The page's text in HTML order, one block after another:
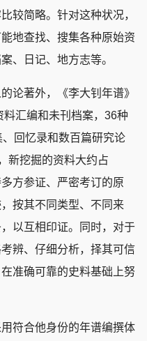
较简略。针对这种状况，
地查找、搜集各种原始资
、日记、地方志等。
著外，《李大钊年谱》
汇编和未刊档案，36种
回忆录和数百篇研究论
新挖掘的资料大约占
方参证、严密考订的原
按其不同类型、不同来
以互相印证。同时，对于
辨、仔细分析，择其可信
准确可靠的史料基础上努
符合他身份的年谱编撰体